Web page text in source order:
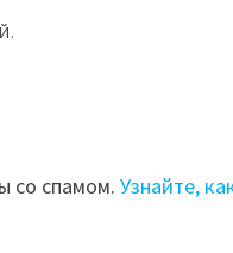
со спамом.Узнайте,